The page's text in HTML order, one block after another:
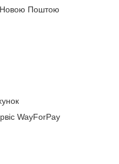
Новою Поштою
WayForPay